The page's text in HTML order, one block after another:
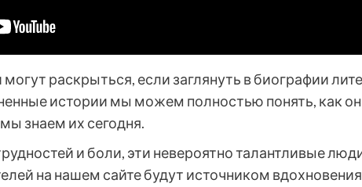
раскрыться, если заглянуть в биографии
истории мы можем полностью понять, как
знаем их сегодня.
и боли, эти невероятно талантливые
на нашем сайте будут источником вдохновения